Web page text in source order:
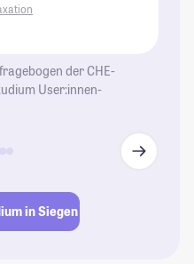
der CHE-
User:innen-
in Siegen